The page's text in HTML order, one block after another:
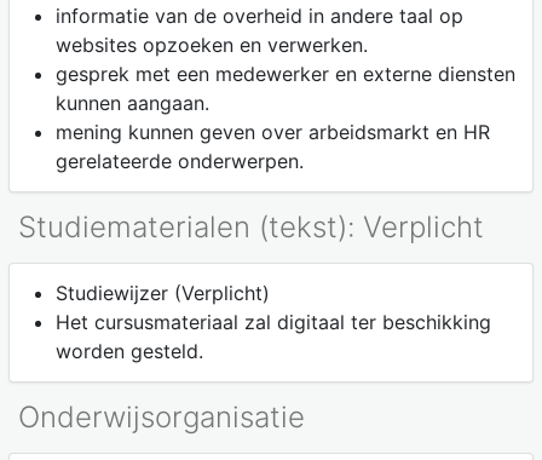
informatie van de overheid in andere taal op
websites opzoeken en verwerken.
gesprek met een medewerker en externe diensten
kunnen aangaan.
mening kunnen geven over arbeidsmarkt en HR
gerelateerde onderwerpen.
Studiematerialen (tekst): Verplicht
Studiewijzer (Verplicht)
Het cursusmateriaal zal digitaal ter beschikking
worden gesteld.
Onderwijsorganisatie